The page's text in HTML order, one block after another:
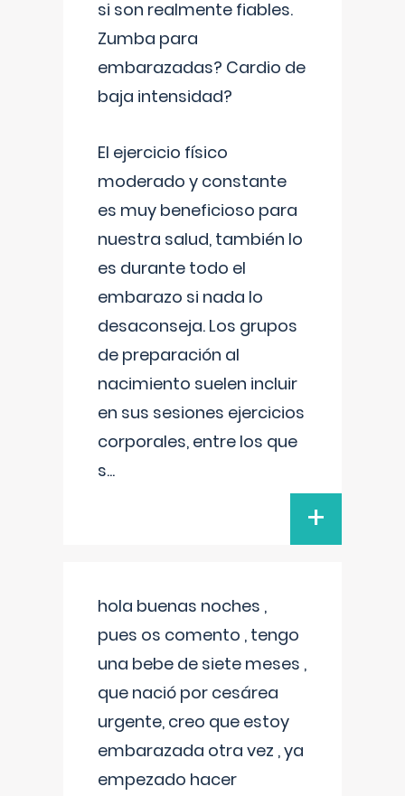
si son realmente fiables.
Zumba para
embarazadas? Cardio de
baja intensidad?
El ejercicio físico
moderado y constante
es muy beneficioso para
nuestra salud, también lo
es durante todo el
embarazo si nada lo
desaconseja. Los grupos
de preparación al
nacimiento suelen incluir
en sus sesiones ejercicios
corporales, entre los que
s...
+
hola buenas noches ,
pues os comento , tengo
una bebe de siete meses ,
que nació por cesárea
urgente, creo que estoy
embarazada otra vez , ya
empezado hacer